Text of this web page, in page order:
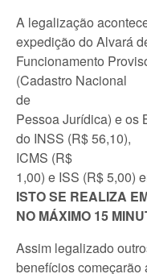
A legalização
expedição do Alvará
Funcionamento
(Cadastro Nacional
de
Pessoa Jurídica) e os
do INSS (R$ 56,10),
ICMS (R$
1,00) e ISS (R$ 5,00)
ISTO SE REALIZA
NO MÁXIMO 15
Assim legalizado
benefícios começarão